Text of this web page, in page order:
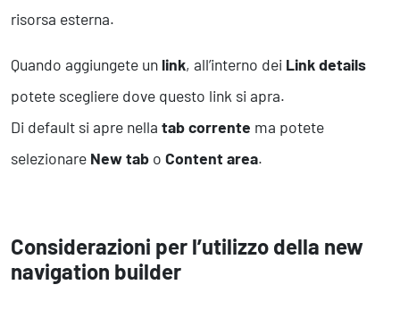
risorsa esterna.
Quando aggiungete un link, all’interno dei Link details
potete scegliere dove questo link si apra.
Di default si apre nella tab corrente ma potete
selezionare New tab o Content area.
Considerazioni per l’utilizzo della new
navigation builder